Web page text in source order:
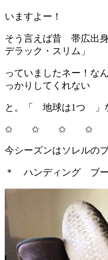
いますよー！
そう言えば昔 帯広出
デラック・スリム」
っていましたネー！な
っかりしてくれない
と。「 地球は1つ 」
✩ ✩ ✩ ✩
今シーズンはソレルの
＊ ハンディング ブ